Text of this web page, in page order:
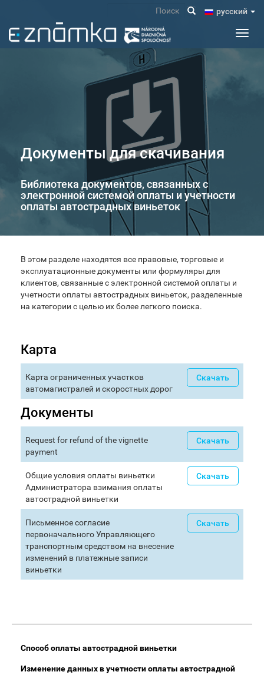
основному
содержанию
pусский
Поиск
Документы для скачивания
Библиотека документов, связанных с
электронной системой оплаты и учетности
оплаты автострадных виньеток
В этом разделе находятся все правовые, торговые и
эксплуатационные документы или формуляры для
клиентов, связанные с электронной системой оплаты и
учетности оплаты автострадных виньеток, разделенные
на категории с целью их более легкого поиска.
Карта
Карта ограниченных участков
автомагистралей и скоростных дорог
Скачать
Документы
Request for refund of the vignette
payment
Скачать
Общие условия оплаты виньетки
Администратора взимания оплаты
автострадной виньетки
Скачать
Письменное согласие
первоначального Управляющего
транспортным средством на внесение
изменений в платежные записи
виньетки
Скачать
Main
Способ оплаты автострадной виньетки
Изменение данных в учетности оплаты автострадной